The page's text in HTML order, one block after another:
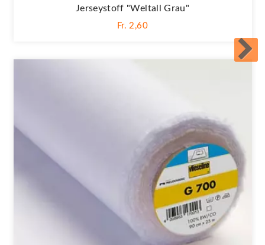
Jerseystoff "Weltall Grau"
Fr. 2,60